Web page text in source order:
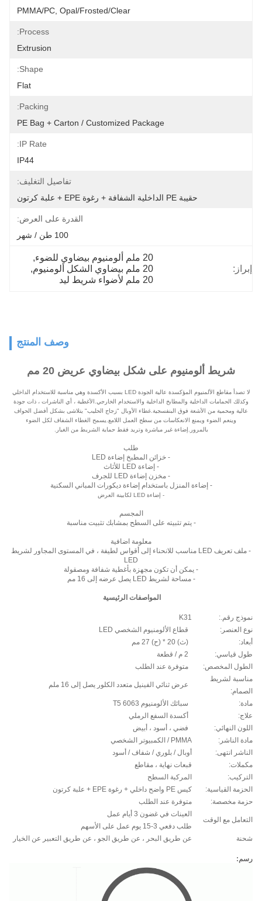
PMMA/PC, Opal/Frosted/Clear
Process:
Extrusion
Shape:
Flat
Packing:
PE Bag + Carton / Customized Package
IP Rate:
IP44
تفاصيل التغليف:
حقيبة PE الداخلية الشفافة + رغوة EPE + علبة كرتون
القدرة على العرض:
100 طن / شهر
إبراز:
20 ملم ألومنيوم بيضاوي للضوء
,
20 ملم بيضاوي الشكل ألومنيوم
,
20 ملم لأضواء شريط ليد
وصف المنتج
شريط ألومنيوم على شكل بيضاوي عريض 20 مم
لا تصدأ مقاطع الألمنيوم المؤكسدة عالية الجودة LED بسبب الأكسدة وهي مناسبة للاستخدام الداخلي
وكذلك الحمامات الداخلية والمطابخ الداخلية والاستخدام الخارجي.الأغطية ، أي الناشرات ، ذات جودة
عالية ومحمية من الأشعة فوق البنفسجية.غطاء الأوبال "زجاج الحليب" يتلاشى بشكل أفضل الحواف
وينعم الضوء ويمنع الانعكاسات من سطح العمل اللامع.يسمح الغطاء الشفاف لكل الضوء
بالمرور.إضاءة غير مباشرة وتريد فقط حماية الشريط من الغبار.
طلب
- خزائن المطبخ إضاءة LED
- إضاءة LED للأثاث
- مخزن إضاءة LED للجرف
- إضاءة المنزل باستخدام إضاءة ديكورات المباني السكنية
- إضاءة LED لكابينة العرض
المجسم
- يتم تثبيته على السطح بمشابك تثبيت مناسبة
معلومة اضافية
- ملف تعريف LED مناسب للانحناء إلى أقواس لطيفة ، في المستوى المجاور لشريط
LED
- يمكن أن تكون مجهزة بأغطية شفافة ومصقولة
- مساحة لشريط LED يصل عرضه إلى 16 مم
المواصفات الرئيسية
نموذج رقم.:
K31
نوع العنصر:
قطاع الألومنيوم الشخصي LED
أبعاد:
(ث) 20 * (ح) 27 مم
طول قياسي:
الطول المخصص:
متوفرة عند الطلب
مناسبة لشريط
الصمام:
عرض ثنائي الفينيل متعدد الكلور يصل إلى 16 ملم
مادة:
سبائك الألومنيوم 6063 T5
علاج:
أكسدة السفع الرملي
اللون النهائي:
فضي ، أسود ، أبيض
مادة الناشر:
PMMA / الكمبيوتر الشخصي
الناشر انتهى:
أوبال / بلوري / شفاف / أسود
مكملات:
قبعات نهاية ، مقاطع
التركيب:
المركبة السطح
الحزمة القياسية:
كيس PE واضح داخلي + رغوة EPE + علبة كرتون
حزمة مخصصة:
متوفرة عند الطلب
التعامل مع الوقت
العينات في غضون 3 أيام عمل
طلب دفعي 3-15 يوم عمل على الأسهم
شحنة
عن طريق البحر ، عن طريق الجو ، عن طريق التعبير عن الخيار
رسم: